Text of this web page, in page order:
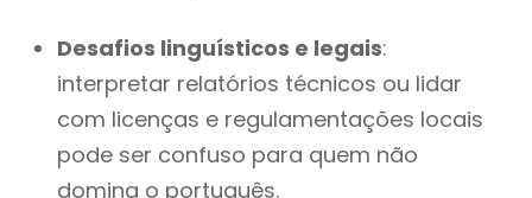
Desafios linguísticos e legais:
interpretar relatórios técnicos ou lidar
com licenças e regulamentações locais
pode ser confuso para quem não
domina o português.